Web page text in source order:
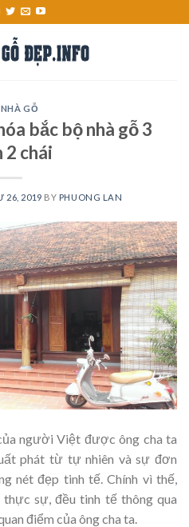
GỖ
bắc bộ nhà gỗ 3
2 chái
26, 2019 BY PHUONG LAN
người Việt được ông cha ta
phát từ tự nhiên và sự đơn
nét đẹp tinh tế. Chính vì thế,
sự, đều tinh tế thông qua
điểm của ông cha ta.